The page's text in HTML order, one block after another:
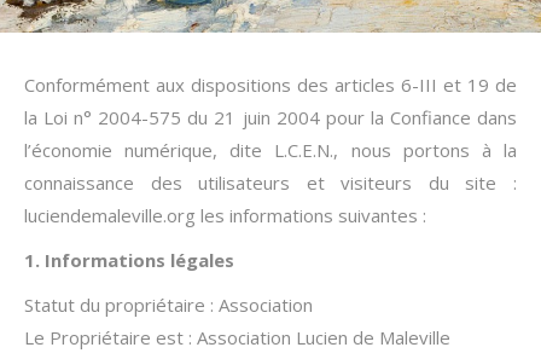
Conformément aux dispositions des articles 6-III et 19 de
la Loi n° 2004-575 du 21 juin 2004 pour la Confiance dans
l’économie numérique, dite L.C.E.N., nous portons à la
connaissance des utilisateurs et visiteurs du site :
luciendemaleville.org les informations suivantes :
1. Informations légales
Statut du propriétaire : Association
Le Propriétaire est : Association Lucien de Maleville